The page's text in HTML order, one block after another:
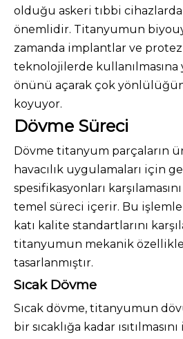
olduğu askeri tıbbi
önemlidir. Titanyumun
zamanda implantlar ve
teknolojilerde kullanılmasına
önünü açarak çok
koyuyor.
Dövme Süreci
Dövme titanyum parçaların
havacılık uygulamaları için
spesifikasyonları
temel süreci içerir. Bu
katı kalite standartlarını
titanyumun mekanik
tasarlanmıştır.
Sıcak Dövme
Sıcak dövme, titanyumun
bir sıcaklığa kadar